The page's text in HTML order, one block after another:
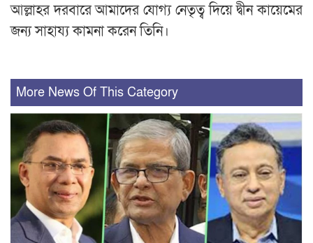
আল্লাহর দরবারে আমাদের যোগ্য নেতৃত্ব দিয়ে দ্বীন কায়েমের
জন্য সাহায্য কামনা করেন তিনি।
More News Of This Category